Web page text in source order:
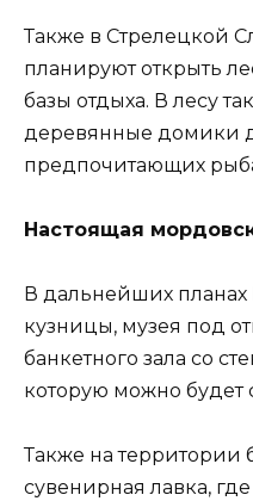
Также в Стрелецкой
планируют открыть
базы отдыха. В лесу
деревянные домики
предпочитающих
Настоящая
В дальнейших планах
кузницы, музея под
банкетного зала со
которую можно будет
Также на территории
сувенирная лавка,